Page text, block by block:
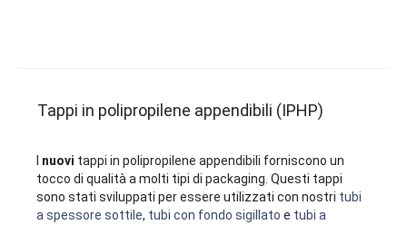
Tappi in polipropilene appendibili (IPHP)
nuovi tappi in polipropilene appendibili forniscono un
tocco di qualità a molti tipi di packaging. Questi tappi
sono stati sviluppati per essere utilizzati con nostri tubi
a spessore sottile, tubi con fondo sigillato e tubi a